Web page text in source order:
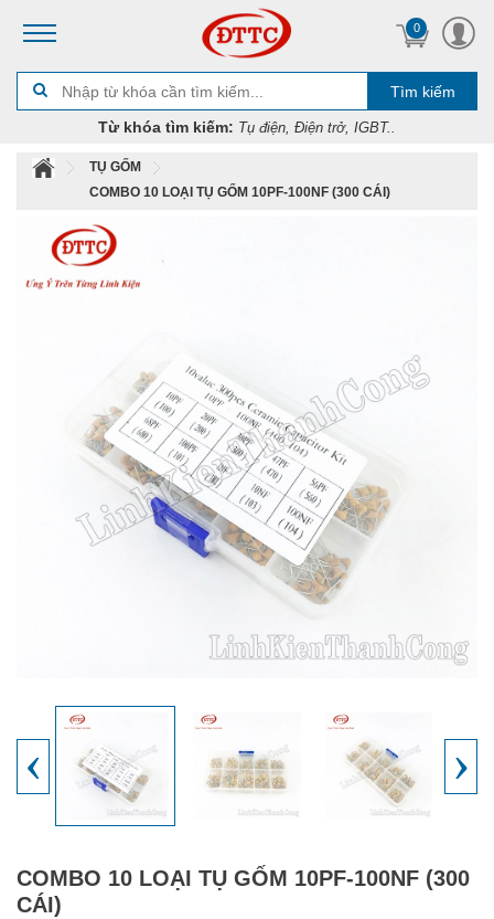
0
Tìm kiếm
Từ khóa tìm kiếm: Tụ điện, Điện trở, IGBT..
TỤ GỐM
COMBO 10 LOẠI TỤ GỐM 10PF-100NF (300 CÁI)
‹ ›
COMBO 10 LOẠI TỤ GỐM 10PF-100NF (300
CÁI)